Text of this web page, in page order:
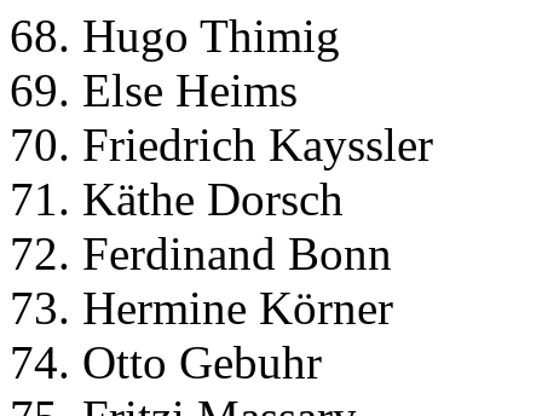
68. Hugo Thimig
69. Else Heims
70. Friedrich Kayssler
71. Käthe Dorsch
72. Ferdinand Bonn
73. Hermine Körner
74. Otto Gebuhr